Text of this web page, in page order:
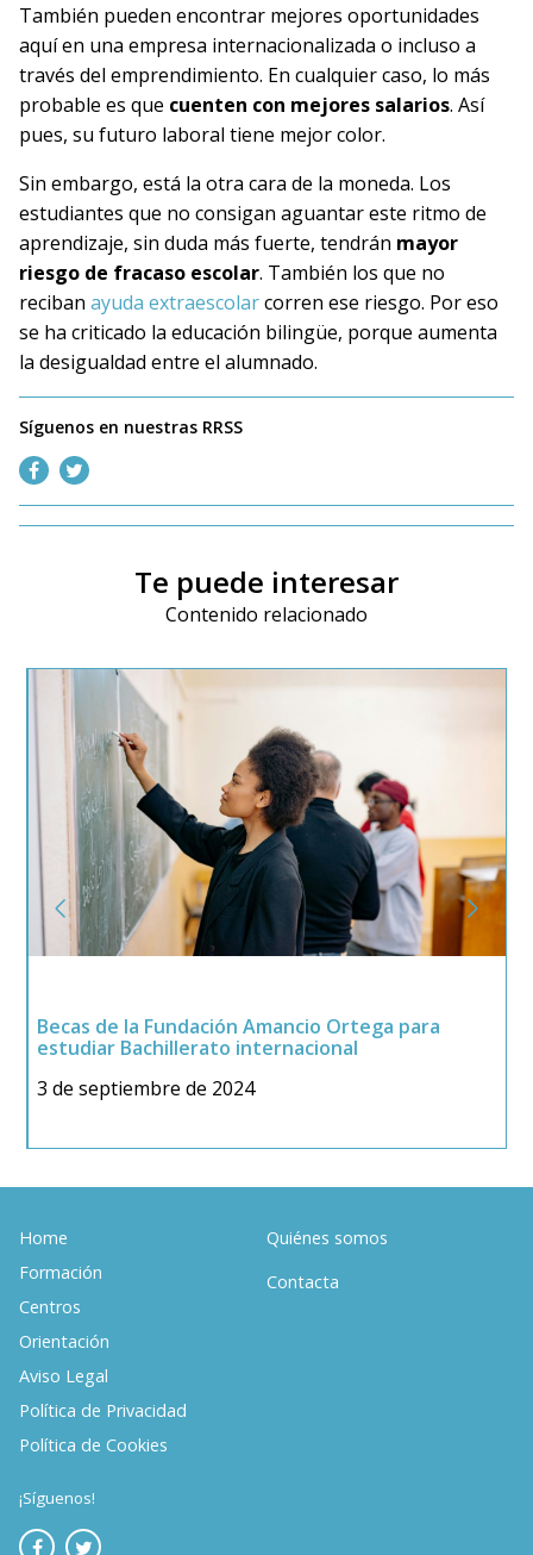
También pueden encontrar mejores oportunidades
aquí en una empresa internacionalizada o incluso a
través del emprendimiento. En cualquier caso, lo más
probable es que cuenten con mejores salarios. Así
pues, su futuro laboral tiene mejor color.
Sin embargo, está la otra cara de la moneda. Los
estudiantes que no consigan aguantar este ritmo de
aprendizaje, sin duda más fuerte, tendrán mayor
riesgo de fracaso escolar. También los que no
reciban ayuda extraescolarcorren ese riesgo. Por eso
se ha criticado la educación bilingüe, porque aumenta
la desigualdad entre el alumnado.
Síguenos en nuestras RRSS
Te puede interesar
Contenido relacionado
Becas de la Fundación Amancio Ortega para
estudiar Bachillerato internacional
3 de septiembre de 2024
Home
Formación
Centros
Orientación
Aviso Legal
Política de Privacidad
Política de Cookies
Quiénes somos
Contacta
¡Síguenos!